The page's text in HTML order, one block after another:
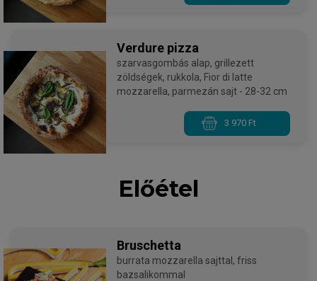
Verdure pizza
szarvasgombás alap, grillezett
zöldségek, rukkola, Fior di latte
mozzarella, parmezán sajt - 28-32 cm
3 970 Ft
Előétel
Bruschetta
burrata mozzarella sajttal, friss
bazsalikommal